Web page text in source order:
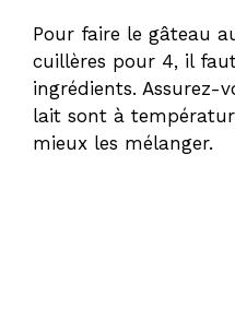
Pour faire le gâteau
cuillères pour 4, il
ingrédients. Assurez-
lait sont à
mieux les mélanger.